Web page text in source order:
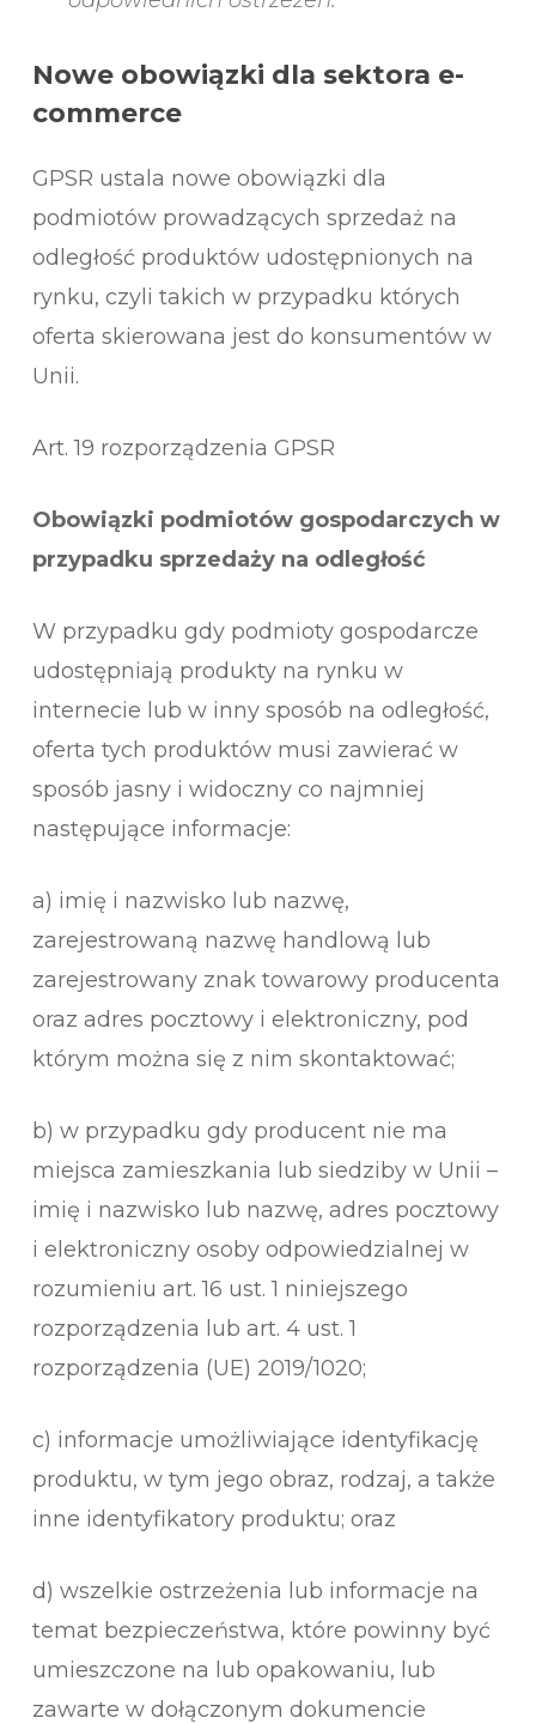
Nowe obowiązki dla sektora e-
commerce
GPSR ustala nowe obowiązki dla
podmiotów prowadzących sprzedaż na
odległość produktów udostępnionych na
rynku, czyli takich w przypadku których
oferta skierowana jest do konsumentów w
Unii.
Art. 19 rozporządzenia GPSR
Obowiązki podmiotów gospodarczych w
przypadku sprzedaży na odległość
W przypadku gdy podmioty gospodarcze
udostępniają produkty na rynku w
internecie lub w inny sposób na odległość,
oferta tych produktów musi zawierać w
sposób jasny i widoczny co najmniej
następujące informacje:
a) imię i nazwisko lub nazwę,
zarejestrowaną nazwę handlową lub
zarejestrowany znak towarowy producenta
oraz adres pocztowy i elektroniczny, pod
którym można się z nim skontaktować;
b) w przypadku gdy producent nie ma
miejsca zamieszkania lub siedziby w Unii –
imię i nazwisko lub nazwę, adres pocztowy
i elektroniczny osoby odpowiedzialnej w
rozumieniu art. 16 ust. 1 niniejszego
rozporządzenia lub art. 4 ust. 1
rozporządzenia (UE) 2019/1020;
c) informacje umożliwiające identyfikację
produktu, w tym jego obraz, rodzaj, a także
inne identyfikatory produktu; oraz
d) wszelkie ostrzeżenia lub informacje na
temat bezpieczeństwa, które powinny być
umieszczone na lub opakowaniu, lub
zawarte w dołączonym dokumencie